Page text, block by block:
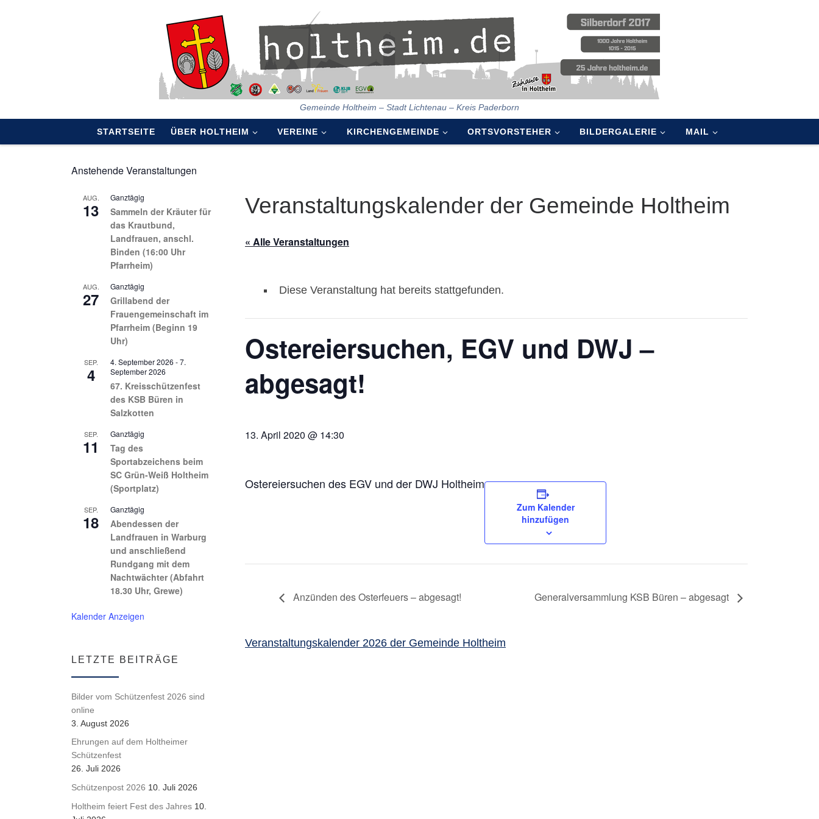
Gemeinde Holtheim – Stadt Lichtenau – Kreis Paderborn
STARTSEITE ÜBER HOLTHEIM VEREINE KIRCHENGEMEINDE ORTSVORSTEHER BILDERGALERIE MAIL
Veranstaltungskalender der Gemeinde Holtheim
« Alle Veranstaltungen
Diese Veranstaltung hat bereits stattgefunden.
Ostereiersuchen, EGV und DWJ –
abgesagt!
13. April 2020 @ 14:30
Ostereiersuchen des EGV und der DWJ Holtheim
Zum Kalender
hinzufügen
Anzünden des Osterfeuers – abgesagt! Generalversammlung KSB Büren – abgesagt
Veranstaltungskalender 2026 der Gemeinde Holtheim
Anstehende Veranstaltungen
AUG.
13
Ganztägig
Sammeln der Kräuter für
das Krautbund,
Landfrauen, anschl.
Binden (16:00 Uhr
Pfarrheim)
AUG.
27
Ganztägig
Grillabend der
Frauengemeinschaft im
Pfarrheim (Beginn 19
Uhr)
SEP.
4
4. September 2026 -7.
September 2026
67. Kreisschützenfest
des KSB Büren in
Salzkotten
SEP.
11
Ganztägig
Tag des
Sportabzeichens beim
SC Grün-Weiß Holtheim
(Sportplatz)
SEP.
18
Ganztägig
Abendessen der
Landfrauen in Warburg
und anschließend
Rundgang mit dem
Nachtwächter (Abfahrt
18.30 Uhr, Grewe)
Kalender Anzeigen
LETZTE BEITRÄGE
Bilder vom Schützenfest 2026 sind
online
3. August 2026
Ehrungen auf dem Holtheimer
Schützenfest
26. Juli 2026
Schützenpost 2026 10. Juli 2026
Holtheim feiert Fest des Jahres 10.